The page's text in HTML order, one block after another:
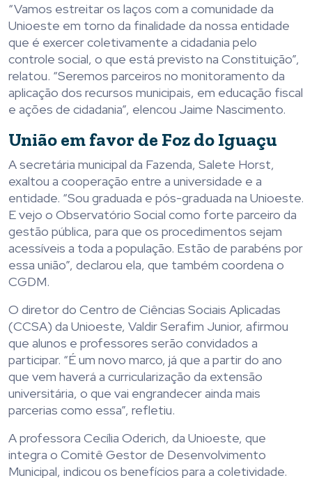
“Vamos estreitar os laços com a comunidade da
Unioeste em torno da finalidade da nossa entidade
que é exercer coletivamente a cidadania pelo
controle social, o que está previsto na Constituição”,
relatou. “Seremos parceiros no monitoramento da
aplicação dos recursos municipais, em educação fiscal
e ações de cidadania”, elencou Jaime Nascimento.
União em favor de Foz do Iguaçu
A secretária municipal da Fazenda, Salete Horst,
exaltou a cooperação entre a universidade e a
entidade. “Sou graduada e pós-graduada na Unioeste.
E vejo o Observatório Social como forte parceiro da
gestão pública, para que os procedimentos sejam
acessíveis a toda a população. Estão de parabéns por
essa união”, declarou ela, que também coordena o
CGDM.
O diretor do Centro de Ciências Sociais Aplicadas
(CCSA) da Unioeste, Valdir Serafim Junior, afirmou
que alunos e professores serão convidados a
participar. “É um novo marco, já que a partir do ano
que vem haverá a curricularização da extensão
universitária, o que vai engrandecer ainda mais
parcerias como essa”, refletiu.
A professora Cecília Oderich, da Unioeste, que
integra o Comitê Gestor de Desenvolvimento
Municipal, indicou os benefícios para a coletividade.